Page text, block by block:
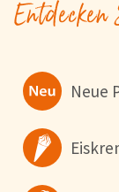
Neue
Um unsere
'Alle
wollen.